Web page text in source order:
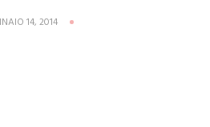
14, 2014